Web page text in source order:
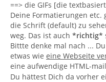
==> die GIFs [die
Deine Formatierungen etc.
die Schrift (default) zu
weg. Das ist auch *richtig*
Bittte denke mal nach ...
etwas wie eine Webseite
eine aufwendige HTML-
Du hättest Dich da vorher